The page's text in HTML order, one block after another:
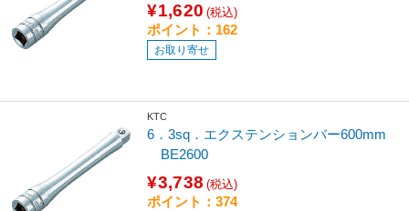
¥1,620 (税込)
ポイント：162
お取り寄せ
KTC
6．3sq．エクステンションバー600mm
BE2600
¥3,738 (税込)
ポイント：374